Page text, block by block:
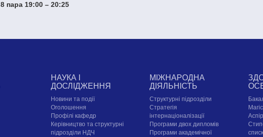
8 пара 19:00 – 20:25
НАУКА І
ДОСЛІДЖЕННЯ
Новини та події
Оголошення
Профілі кафедр
Керівництво та структурні
підрозділи НДЧ
МІЖНАРОДНА
ДІЯЛЬНІСТЬ
Структурні підрозділи
Стратегія
інтернаціоналізації
Програми двох дипломів
Програми академічної